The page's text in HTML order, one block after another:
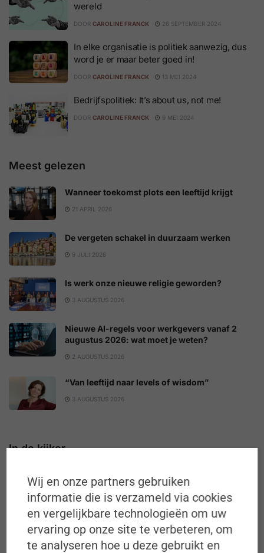
wereld
DOOR CAROLINE FRANCK 26 SEPTEMBER 2024
In elke organisatie is politiek aanwezig, dus
word je er maar beter goed in!
DOOR CAROLINE FRANCK 13 MEI 2024
Bedrijfspolitiek: It’s about us, not me!
DOOR CAROLINE FRANCK 9 MEI 2024
Meest gelezen
Wanneer toekomst plots een leeftijd krijgt
21 APRIL 2026
De vergeten schakel in duurzaam werken
9 JULI 2026
Is werk onze nieuwe religie geworden?
3 AUGUSTUS 2026
Nieuwe AI-regels voor werkgevers vanaf 2
augustus 2026: wat moet je weten?
2 AUGUSTUS 2026
“Van leeftijd naar levels of wisdom”
3 AUGUSTUS 2026
In de kijker
Wij en onze partners gebruiken
informatie die is verzameld via cookies
en vergelijkbare technologieën om uw
ervaring op onze site te verbeteren, om
te analyseren hoe u deze gebruikt en